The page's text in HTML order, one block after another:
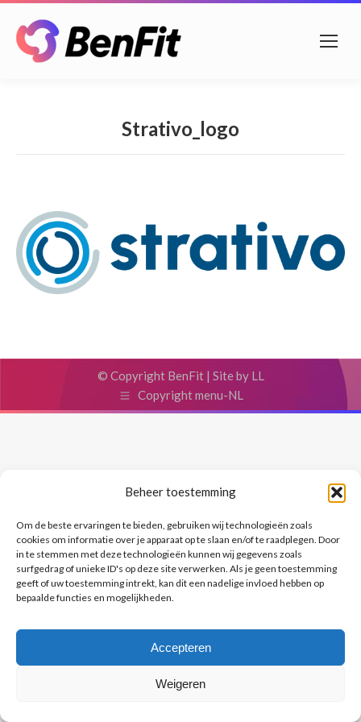
Beheer toestemming
Om de beste ervaringen te bieden, gebruiken wij technologieën zoals
cookies om informatie over je apparaat op te slaan en/of te raadplegen. Door
in te stemmen met deze technologieën kunnen wij gegevens zoals
surfgedrag of unieke ID's op deze site verwerken. Als je geen toestemming
geeft of uw toestemming intrekt, kan dit een nadelige invloed hebben op
bepaalde functies en mogelijkheden.
Accepteren
Weigeren
Strativo_logo
© Copyright BenFit | Site by LL
Copyright menu-NL